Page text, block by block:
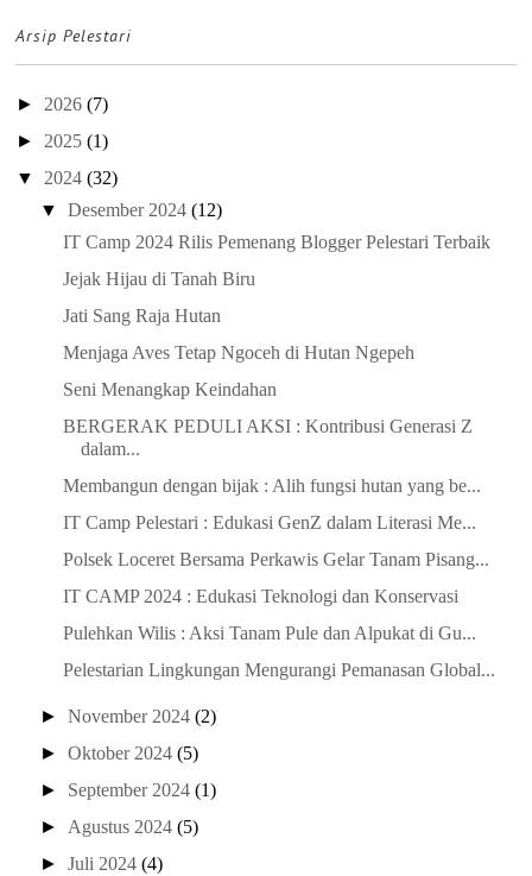
Arsip Pelestari
► 2026(7)
► 2025(1)
▼ 2024(32)
▼ Desember 2024 (12)
IT Camp 2024 Rilis Pemenang Blogger Pelestari Terbaik
Jejak Hijau di Tanah Biru
Jati Sang Raja Hutan
Menjaga Aves Tetap Ngoceh di Hutan Ngepeh
Seni Menangkap Keindahan
BERGERAK PEDULI AKSI : Kontribusi Generasi Z
dalam...
Membangun dengan bijak : Alih fungsi hutan yang be...
IT Camp Pelestari : Edukasi GenZ dalam Literasi Me...
Polsek Loceret Bersama Perkawis Gelar Tanam Pisang...
IT CAMP 2024 : Edukasi Teknologi dan Konservasi
Pulehkan Wilis : Aksi Tanam Pule dan Alpukat di Gu...
Pelestarian Lingkungan Mengurangi Pemanasan Global...
► November 2024 (2)
► Oktober 2024 (5)
► September 2024 (1)
► Agustus 2024 (5)
► Juli 2024 (4)